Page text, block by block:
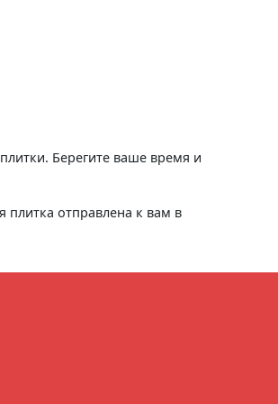
Берегите ваше время и
плитка отправлена к вам в